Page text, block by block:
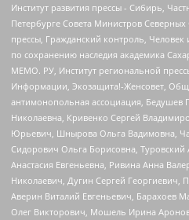
Институт развития прессы - Сибирь,
Петербурге Совета Министров
прессы, Гражданский контроль,
по сохранению наследия академика
МЕМО. РУ, Институт региональной
Информации, Экозащита!-Женсовет,
антимонопольная ассоциация, Бедушев
Николаевна, Кривенко Сергей
Юрьевич, Шнырова Ольга Вадимовна,
Сидорович Ольга Борисовна, Туровский
Анастасия Евгеньевна, Ривина Анна
Николаевич, Дугин Сергей Георгиевич,
Аверин Виталий Евгеньевич, Барахоев
Олег Викторович, Мошель Ирина